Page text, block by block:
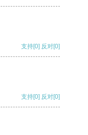
支持[0] 反对[0]
支持[0] 反对[0]